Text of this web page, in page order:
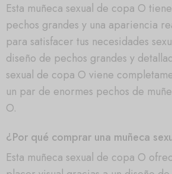
Esta muñeca sexual de copa O
pechos grandes y una apariencia
para satisfacer tus necesidades
diseño de pechos grandes y
sexual de copa O viene
un par de enormes pechos de
O.
¿Por qué comprar una muñeca
Esta muñeca sexual de copa O